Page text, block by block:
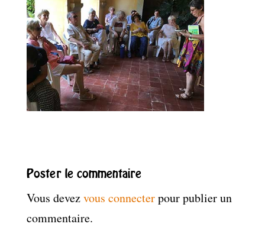
Poster le commentaire
Vous devezvous connecterpour publier un
commentaire.